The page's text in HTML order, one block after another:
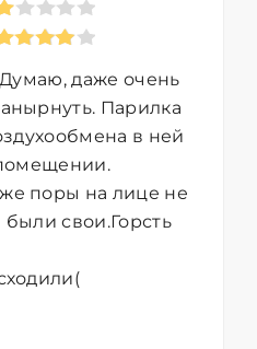
Думаю, даже очень
Парилка
в ней
поры на лице не
были свои.Горсть